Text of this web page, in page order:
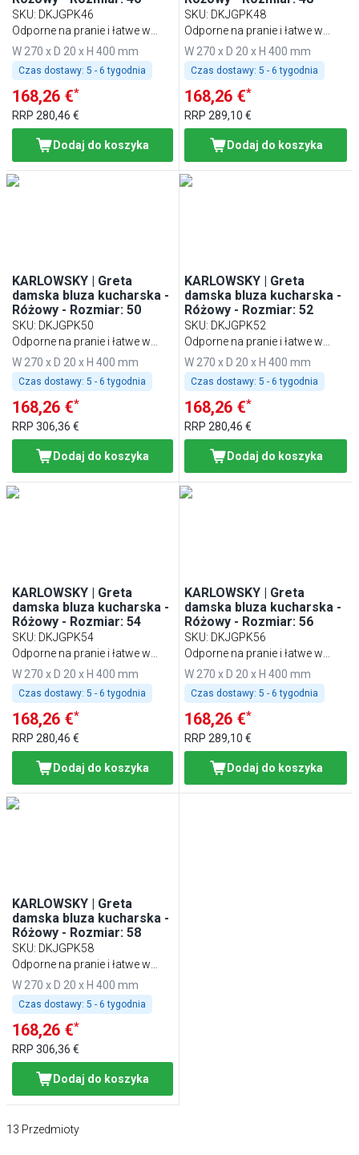
SKU: DKJGPK46
Odporne na pranie i łatwe w
pielęgnacji
W 270 x D 20 x H 400 mm
Czas dostawy: 5 - 6 tygodnia
168,26 €*
RRP 280,46 €
Dodaj do koszyka
SKU: DKJGPK48
Odporne na pranie i łatwe w
pielęgnacji
W 270 x D 20 x H 400 mm
Czas dostawy: 5 - 6 tygodnia
168,26 €*
RRP289,10 €
Dodaj do koszyka
KARLOWSKY | Greta
damska bluza kucharska -
Różowy - Rozmiar: 50
SKU: DKJGPK50
Odporne na pranie i łatwe w
pielęgnacji
W 270 x D 20 x H 400 mm
Czas dostawy: 5 - 6 tygodnia
168,26 €*
RRP 306,36 €
Dodaj do koszyka
KARLOWSKY | Greta
damska bluza kucharska -
Różowy - Rozmiar: 52
SKU: DKJGPK52
Odporne na pranie i łatwe w
pielęgnacji
W 270 x D 20 x H 400 mm
Czas dostawy: 5 - 6 tygodnia
168,26 €*
RRP280,46 €
Dodaj do koszyka
KARLOWSKY | Greta
damska bluza kucharska -
Różowy - Rozmiar: 54
SKU: DKJGPK54
Odporne na pranie i łatwe w
pielęgnacji
W 270 x D 20 x H 400 mm
Czas dostawy: 5 - 6 tygodnia
168,26 €*
RRP 280,46 €
Dodaj do koszyka
KARLOWSKY | Greta
damska bluza kucharska -
Różowy - Rozmiar: 56
SKU: DKJGPK56
Odporne na pranie i łatwe w
pielęgnacji
W 270 x D 20 x H 400 mm
Czas dostawy: 5 - 6 tygodnia
168,26 €*
RRP289,10 €
Dodaj do koszyka
KARLOWSKY | Greta
damska bluza kucharska -
Różowy - Rozmiar: 58
SKU: DKJGPK58
Odporne na pranie i łatwe w
pielęgnacji
W 270 x D 20 x H 400 mm
Czas dostawy: 5 - 6 tygodnia
168,26 €*
RRP 306,36 €
Dodaj do koszyka
13 Przedmioty